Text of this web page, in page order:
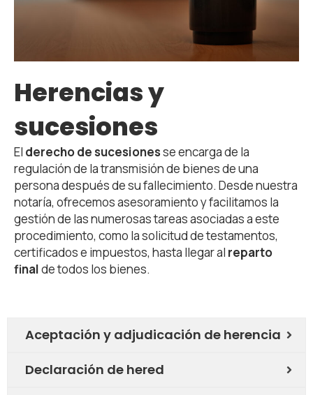
Herencias y
sucesiones
El derecho de sucesionesse encarga de la
regulación de la transmisión de bienes de una
persona después de su fallecimiento. Desde nuestra
notaría, ofrecemos asesoramiento y facilitamos la
gestión de las numerosas tareas asociadas a este
procedimiento, como la solicitud de testamentos,
certificados e impuestos, hasta llegar al reparto
finalde todos los bienes.
Aceptación y adjudicación de herencia
Declaración de hered